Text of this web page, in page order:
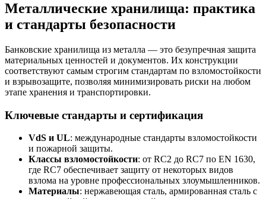
Металлические хранилища: практика
и стандарты безопасности
Банковские хранилища из металла — это безупречная защита
материальных ценностей и документов. Их конструкции
соответствуют самым строгим стандартам по взломостойкости
и взрывозащите, позволяя минимизировать риски на любом
этапе хранения и транспортировки.
Ключевые стандарты и сертификация
VdS и UL: международные стандарты взломостойкости
и пожарной защиты.
Классы взломостойкости: от RC2 до RC7 по EN 1630,
где RC7 обеспечивает защиту от некоторых видов
взлома на уровне профессиональных злоумышленников.
Материалы: нержавеющая сталь, армированная сталь с